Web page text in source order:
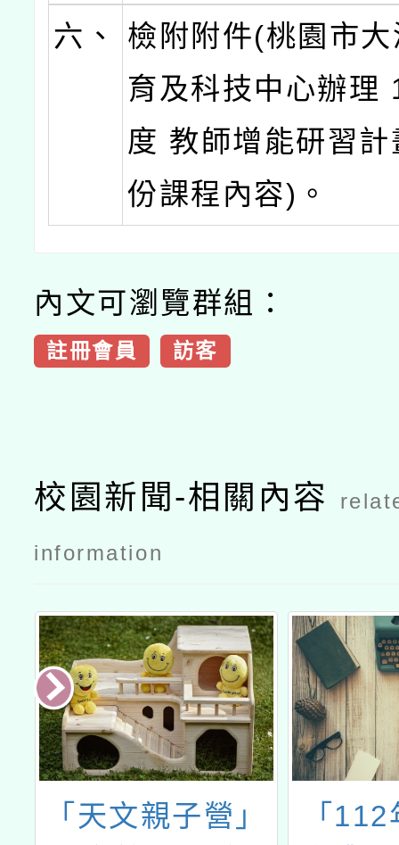
六、
檢附附件(桃園市
育及科技中心辦理
度 教師增能研習
份課程內容)。
內文可瀏覽群組：
註冊會員 訪客
校園新聞-相關內容
information
「天文親子營」
「